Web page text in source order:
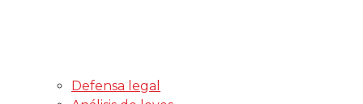
Defensa legal